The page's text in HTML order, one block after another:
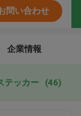
問い合わせ
企業情報
テッカー (46)